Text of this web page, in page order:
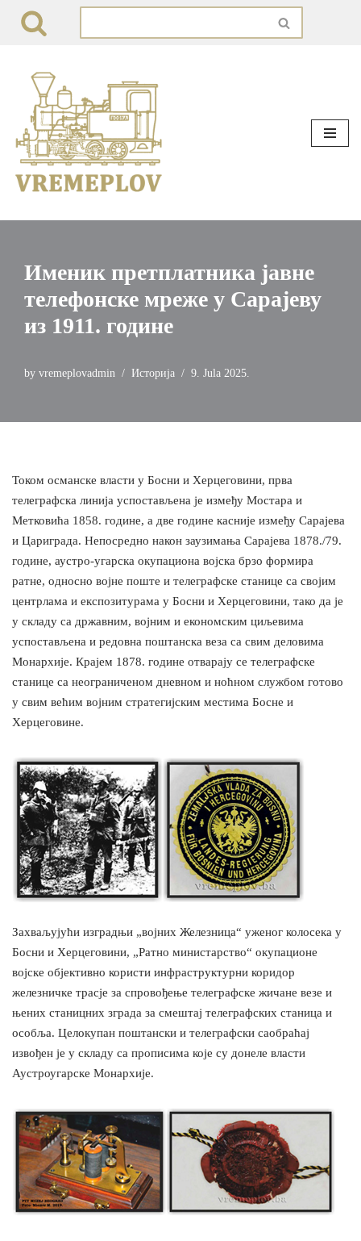
content
Именик претплатника јавне
телефонске мреже у Сарајеву
из 1911. године
by vremeplovadmin Историја 9. Jula 2025.
Током османске власти у Босни и Херцеговини, прва
телеграфска линија успостављена је између Мостара и
Метковића 1858. године, а две године касније између Сарајева
и Цариграда. Непосредно након заузимања Сарајева 1878./79.
године, аустро-угарска окупациона војска брзо формира
ратне, односно војне поште и телеграфске станице са својим
центрлaма и експозитурама у Босни и Херцеговини, тако да је
у складу са државним, војним и економским циљевима
успостављена и редовна поштанска веза са свим деловима
Монархије. Крајем 1878. године отварају се телеграфске
станице са неограниченом дневном и ноћном службом готово
у свим већим војним стратегијским местима Босне и
Херцеговине.
Захваљујући изградњи „војних Железница“ уженог колосека у
Босни и Херцеговини, „Ратно министарство“ окупационе
војске објективно користи инфраструктурни коридор
железничке трасје за спровођење телеграфске жичане везе и
њених станицних зграда за смештај телеграфских станица и
особља. Целокупан поштански и телеграфски саобраћај
извођен је у складу са прописима које су донеле власти
Аустроугарске Монархије.